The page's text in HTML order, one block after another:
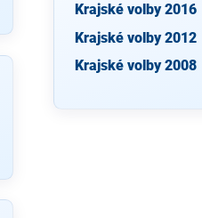
Krajské volby 2016
Krajské volby 2012
Krajské volby 2008